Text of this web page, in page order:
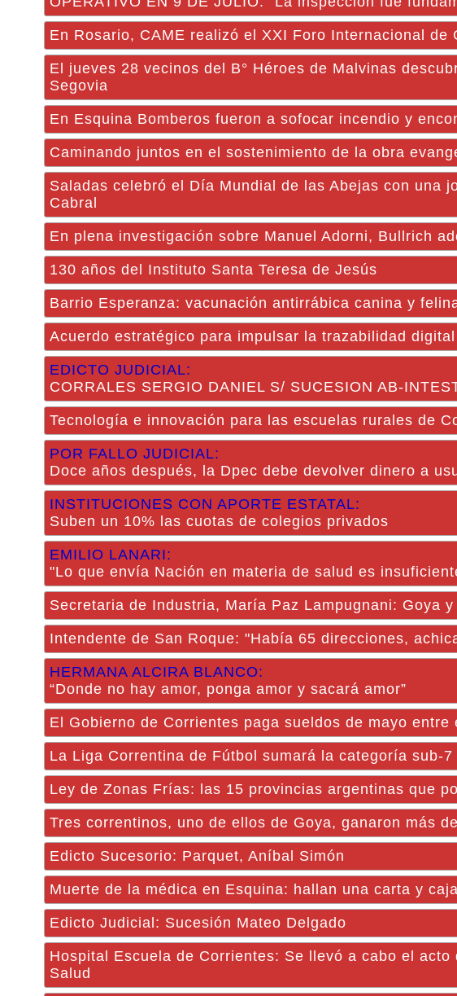
En Rosario, CAME realizó el XXI Foro Internacional de
El jueves 28 vecinos del B° Héroes de Malvinas
Segovia
En Esquina Bomberos fueron a sofocar incendio y
Caminando juntos en el sostenimiento de la obra
Saladas celebró el Día Mundial de las Abejas con una
Cabral
En plena investigación sobre Manuel Adorni, Bullrich
130 años del Instituto Santa Teresa de Jesús
Barrio Esperanza: vacunación antirrábica canina y
Acuerdo estratégico para impulsar la trazabilidad
EDICTO JUDICIAL:
CORRALES SERGIO DANIEL S/ SUCESION AB-
Tecnología e innovación para las escuelas rurales de
POR FALLO JUDICIAL:
Doce años después, la Dpec debe devolver dinero a
INSTITUCIONES CON APORTE ESTATAL:
Suben un 10% las cuotas de colegios privados
EMILIO LANARI:
"Lo que envía Nación en materia de salud es
Secretaria de Industria, María Paz Lampugnani: Goya
Intendente de San Roque: "Había 65 direcciones,
HERMANA ALCIRA BLANCO:
“Donde no hay amor, ponga amor y sacará amor”
El Gobierno de Corrientes paga sueldos de mayo entre
La Liga Correntina de Fútbol sumará la categoría sub-
Ley de Zonas Frías: las 15 provincias argentinas que
Tres correntinos, uno de ellos de Goya, ganaron más
Edicto Sucesorio: Parquet, Aníbal Simón
Muerte de la médica en Esquina: hallan una carta y
Edicto Judicial: Sucesión Mateo Delgado
Hospital Escuela de Corrientes: Se llevó a cabo el
Salud